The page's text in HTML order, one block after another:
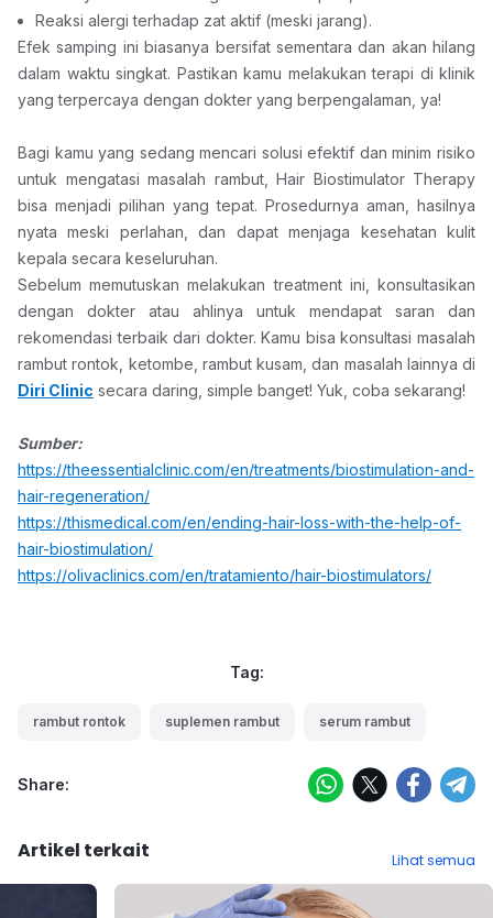
Reaksi alergi terhadap zat aktif (meski jarang).
Efek samping ini biasanya bersifat sementara dan akan hilang
dalam waktu singkat. Pastikan kamu melakukan terapi di klinik
yang terpercaya dengan dokter yang berpengalaman, ya!
Bagi kamu yang sedang mencari solusi efektif dan minim risiko
untuk mengatasi masalah rambut, Hair Biostimulator Therapy
bisa menjadi pilihan yang tepat. Prosedurnya aman, hasilnya
nyata meski perlahan, dan dapat menjaga kesehatan kulit
kepala secara keseluruhan.
Sebelum memutuskan melakukan treatment ini, konsultasikan
dengan dokter atau ahlinya untuk mendapat saran dan
rekomendasi terbaik dari dokter. Kamu bisa konsultasi masalah
Diri Clinic secara daring, simple banget! Yuk, coba sekarang!
Sumber:
https://theessentialclinic.com/en/treatments/biostimulation-and-
hair-regeneration/
https://thismedical.com/en/ending-hair-loss-with-the-help-of-
hair-biostimulation/
https://olivaclinics.com/en/tratamiento/hair-biostimulators/
Tag:
rambut rontok suplemen rambut serum rambut
Share:
Artikel terkait Lihat semua